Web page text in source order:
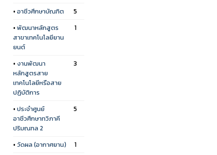
• อาชีวศึกษาบัณฑิต
5
• พัฒนาหลักสูตร
สาขาเทคโนโลยียาน
ยนต์
1
• งานพัฒนา
หลักสูตรสาย
เทคโนโลยีหรือสาย
ปฏิบัติการ
3
• ประจำศูนย์
อาชีวศึกษาทวิภาคี
ปริมณฑล 2
5
• วัดผล (อากาศยาน)
1